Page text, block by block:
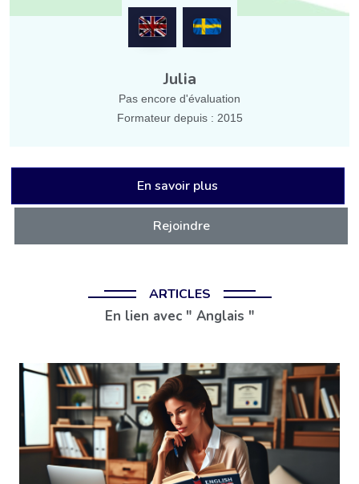
Julia
Pas encore d'évaluation
Formateur depuis : 2015
En savoir plus
Rejoindre
ARTICLES
En lien avec " Anglais "